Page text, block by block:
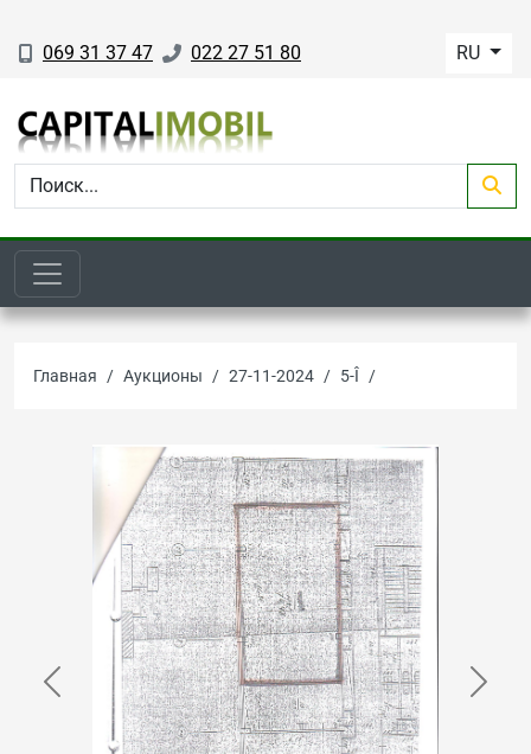
069 31 37 47 022 27 51 80 RU
Главная Аукционы 27-11-2024 5-Î
Previous Next